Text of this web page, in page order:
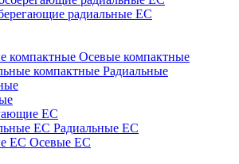
радиальные EC
Осевые компактные
Радиальные
EC
Радиальные EC
Осевые EC